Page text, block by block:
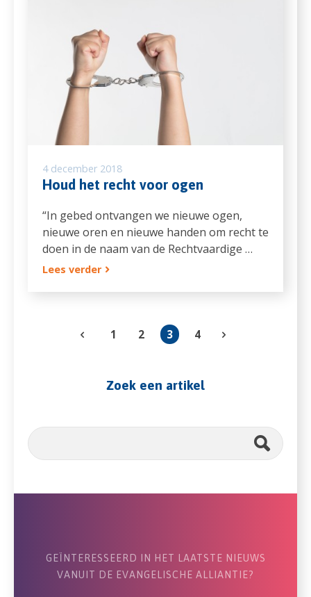
4 december 2018
Houd het recht voor ogen
“In gebed ontvangen we nieuwe ogen,
nieuwe oren en nieuwe handen om recht te
doen in de naam van de Rechtvaardige …
Lees verder
1 2 3 4
Zoek een artikel
Zoekveld ZOEK
GEÏNTERESSEERD IN HET LAATSTE NIEUWS
VANUIT DE EVANGELISCHE ALLIANTIE?